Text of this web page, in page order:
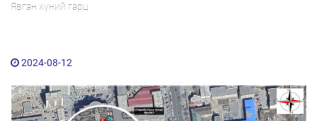
Явган хүний гарц
2024-08-12